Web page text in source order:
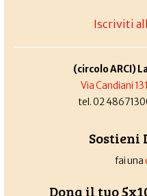
Iscriviti
(circolo ARCI)
Via Candiani
tel. 02
Sostieni
fai una
Dona il tuo